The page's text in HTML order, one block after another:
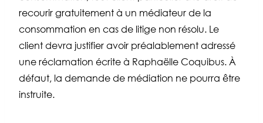
recourir gratuitement à un médiateur de la
consommation en cas de litige non résolu. Le
client devra justifier avoir préalablement adressé
une réclamation écrite à Raphaëlle Coquibus. À
défaut, la demande de médiation ne pourra être
instruite.